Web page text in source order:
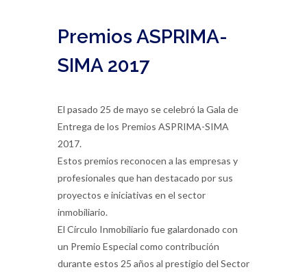
Premios ASPRIMA-
SIMA 2017
El pasado 25 de mayo se celebró la Gala de
Entrega de los Premios ASPRIMA-SIMA
2017.
Estos premios reconocen a las empresas y
profesionales que han destacado por sus
proyectos e iniciativas en el sector
inmobiliario.
El Círculo Inmobiliario fue galardonado con
un Premio Especial como contribución
durante estos 25 años al prestigio del Sector